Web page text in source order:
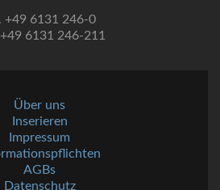
+49 6131 246-0
+49 6131 246-211
Über uns
Inserieren
Impressum
AGBs
Datenschutz